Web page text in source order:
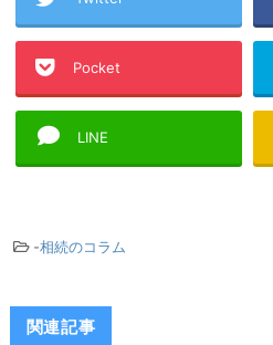
Pocket
LINE
-相続のコラム
関連記事